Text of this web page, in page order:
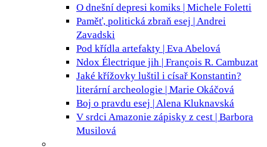
O dnešní depresi komiks | Michele Foletti
Paměť, politická zbraň esej | Andrei
Zavadski
Pod křídla artefakty | Eva Abelová
Ndox Électrique jih | François R. Cambuzat
Jaké křížovky luštil i císař Konstantin?
literární archeologie | Marie Okáčová
Boj o pravdu esej | Alena Kluknavská
V srdci Amazonie zápisky z cest | Barbora
Musilová